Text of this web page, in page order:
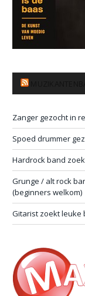
Zanger gezocht in
Spoed drummer
Hardrock band
Grunge / alt rock
(beginners welkom)
Gitarist zoekt leuke